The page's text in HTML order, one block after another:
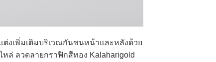
งเพิ่มเติมบริเวณกันชนหน้าและหลังด้วย
ล่ ลวดลายกราฟิกสีทอง Kalaharigold